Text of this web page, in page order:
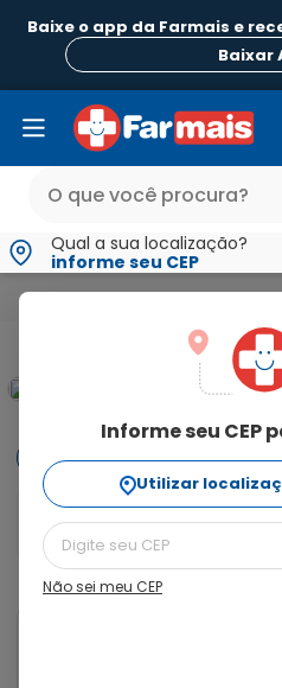
Baixe o app da Farmais e
Baixar
Qual a sua localização?
informe seu CEP
Informe seu CEP
Utilizar
Não sei meu CEP
Informações
Mamadeira Kuka Tamanho 1
Ortodôntico Rosa 70ml